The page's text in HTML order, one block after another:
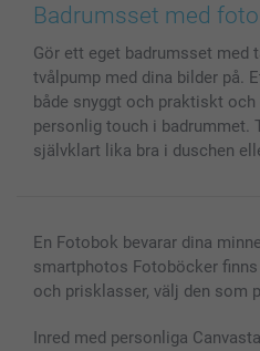
Bilder, Fotoförstoring &
MyNameBook
Fotoalmanackor & Fotoagenda
Fotoramar & Tillbehör
Presentkort
Cookie Policy
Villkor och garantier
Investor Relations
smartgaranti
Priser & betalning
Status på beställningar
Badrumsset med foto
Gör ett eget badrumsset med
tvålpump med dina bilder på.
både snyggt och praktiskt
personlig touch i badrummet.
självklart lika bra i duschen
En Fotobok bevarar dina
smartphotos Fotoböcker
och prisklasser, välj den som
Inred med personliga